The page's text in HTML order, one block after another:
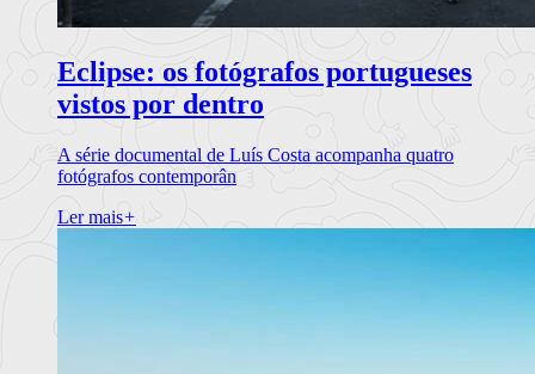
Eclipse: os fotógrafos portugueses
vistos por dentro
A série documental de Luís Costa acompanha quatro
fotógrafos contemporân
Ler mais+